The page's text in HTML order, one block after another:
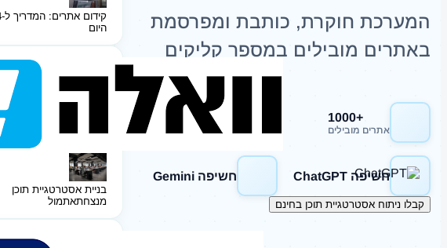
קידום אתרים: המדריך ל-2024
היום
בניית אסטרטגיית תוכן
מנצחתאתמול
המערכת חוקרת, כותבת ומפרסמת
באתרים מובילים במספר קליקים
+1000
אתרים מובילים
חשיפה Google
חשיפה ChatGPT חשיפה Gemini
קבלו ניתוח אסטרטגיית תוכן בחינם